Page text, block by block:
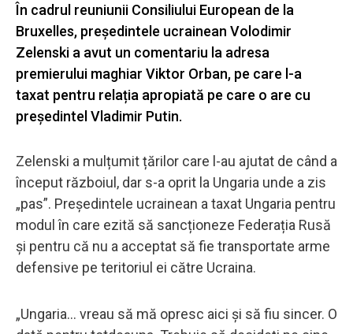
În cadrul reuniunii Consiliului European de la
Bruxelles, președintele ucrainean Volodimir
Zelenski a avut un comentariu la adresa
premierului maghiar Viktor Orban, pe care l-a
taxat pentru relația apropiată pe care o are cu
președintel Vladimir Putin.
Zelenski a mulțumit țărilor care l-au ajutat de când a
început războiul, dar s-a oprit la Ungaria unde a zis
„pas”. Președintele ucrainean a taxat Ungaria pentru
modul în care ezită să sancționeze Federația Rusă
și pentru că nu a acceptat să fie transportate arme
defensive pe teritoriul ei către Ucraina.
„Ungaria… vreau să mă opresc aici și să fiu sincer. O